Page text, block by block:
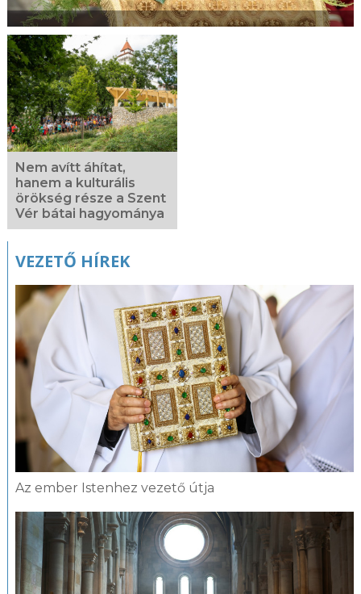
Nem avítt áhítat,
hanem a kulturális
örökség része a Szent
Vér bátai hagyománya
VEZETŐ HÍREK
Az ember Istenhez vezető útja